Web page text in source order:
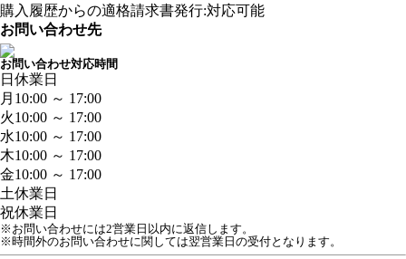
購入履歴からの適格請求書発行:対応可能
お問い合わせ先
お問い合わせ対応時間
日 休業日
月 10:00 ～ 17:00
火10:00 ～ 17:00
水10:00 ～ 17:00
木10:00 ～ 17:00
金10:00 ～ 17:00
土休業日
祝休業日
※お問い合わせには2営業日以内に返信します。
※時間外のお問い合わせに関しては翌営業日の受付となります。